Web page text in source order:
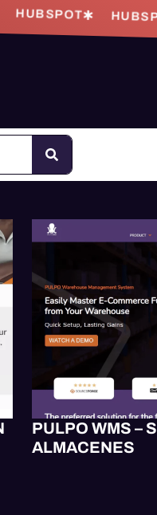
HUBSPOT
DESARROLLO
PULPO WMS –
ALMACENES